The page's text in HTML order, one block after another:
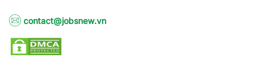
contact@jobsnew.vn